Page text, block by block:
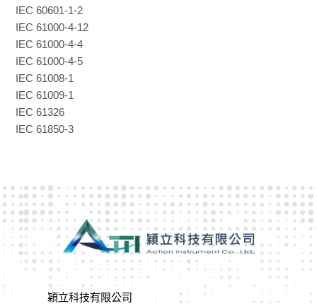
IEC 60601-1-2
IEC 61000-4-12
IEC 61000-4-4
IEC 61000-4-5
IEC 61008-1
IEC 61009-1
IEC 61326
IEC 61850-3
穎立科技有限公司